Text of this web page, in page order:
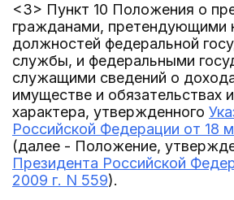
<3> Пункт 10 Положения о
гражданами, претендующими
должностей федеральной
службы, и федеральными
служащими сведений о
имуществе и обязательствах
характера, утвержденного
Российской Федерации от 18
(далее - Положение,
Президента Российской
2009 г. N 559).